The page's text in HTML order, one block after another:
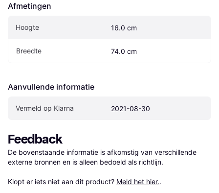
Afmetingen
Hoogte 16.0 cm
Breedte 74.0 cm
Aanvullende informatie
Vermeld op Klarna 2021-08-30
Feedback
De bovenstaande informatie is afkomstig van verschillende
externe bronnen en is alleen bedoeld als richtlijn.
Klopt er iets niet aan dit product? Meld het hier..